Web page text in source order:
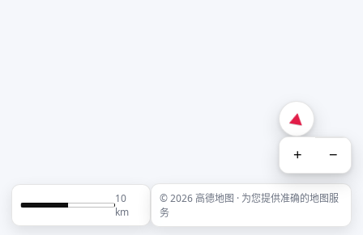
+ −
10
km
© 2026 高德地图 · 为您提供准确的地图服
务